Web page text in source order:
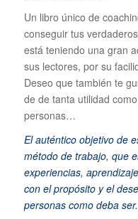
Un libro único de
conseguir tus
está teniendo una gran
sus lectores, por su
Deseo que también te
de de tanta utilidad
personas…
El auténtico objetivo de
método de trabajo, que
experiencias,
con el propósito y el
personas como deba ser.